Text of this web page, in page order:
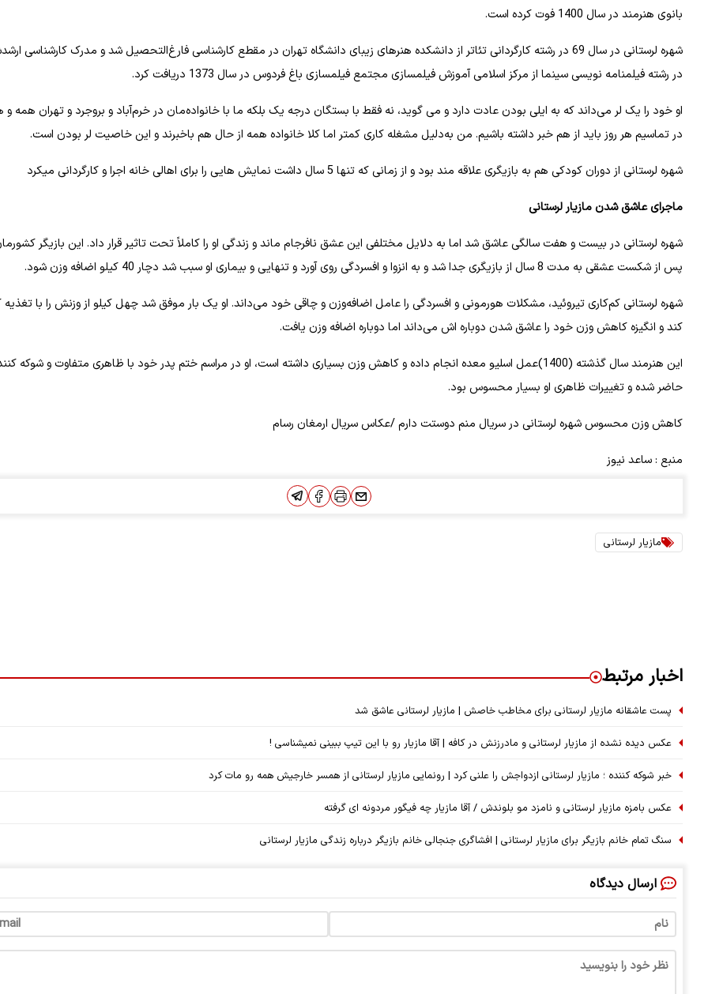
بانوی هنرمند در سال 1400 فوت کرده است.
شهره لرستانی در سال 69 در رشته کارگردانی تئاتر از دانشکده هنرهای زیبای دانشگاه تهران در مقطع کارشناسی فارغ‌التحصیل شد و مدرک کارشناسی
در رشته فیلمنامه نویسی سینما از مرکز اسلامی آموزش فیلمسازی مجتمع فیلمسازی باغ فردوس در سال 1373 دریافت کرد.
او خود را یک لر می‌داند که به ایلی بودن عادت دارد و می گوید، نه فقط با بستگان درجه یک بلکه ما با خانواده‌مان در خرم‌آباد و بروجرد و تهران همه
در تماسیم هر روز باید از هم خبر داشته باشیم. من به‌دلیل مشغله کاری کمتر اما کلا خانواده همه از حال هم باخبرند و این خاصیت لر بودن است.
شهره لرستانی از دوران کودکی هم به بازیگری علاقه مند بود و از زمانی که تنها 5 سال داشت نمایش هایی را برای اهالی خانه اجرا و کارگردانی میکرد
ماجرای عاشق شدن مازیار لرستانی
شهره لرستانی در بیست و هفت سالگی عاشق شد اما به دلایل مختلفی این عشق نافرجام ماند و زندگی او را کاملاً تحت تاثیر قرار داد. این بازیگر
پس از شکست عشقی به مدت 8 سال از بازیگری جدا شد و به انزوا و افسردگی روی آورد و تنهایی و بیماری او سبب شد دچار 40 کیلو اضافه وزن شود.
شهره لرستانی کم‌کاری تیروئید، مشکلات هورمونی و افسردگی را عامل اضافه‌وزن و چاقی‌ خود می‌داند. او یک بار موفق شد چهل کیلو از وزنش را با تغذیه
کند و انگیزه کاهش وزن خود را عاشق شدن دوباره اش می‌داند اما دوباره اضافه وزن یافت.
این هنرمند سال گذشته (1400)عمل اسلیو معده انجام داده و کاهش وزن بسیاری داشته است، او در مراسم ختم پدر خود با ظاهری متفاوت و شوکه
حاضر شده و تغییرات ظاهری او بسیار محسوس بود.
کاهش وزن محسوس شهره لرستانی در سریال منم دوستت دارم /عکاس سریال ارمغان رسام
منبع : ساعد نیوز
مازیار لرستانی
اخبار مرتبط
پست عاشقانه مازیار لرستانی برای مخاطب خاصش | مازیار لرستانی عاشق شد
عکس دیده نشده از مازیار لرستانی و مادرزنش در کافه | آقا مازیار رو با این تیپ ببینی نمیشناسی !
خبر شوکه کننده ؛ مازیار لرستانی ازدواجش را علنی کرد | رونمایی مازیار لرستانی از همسر خارجیش همه رو مات کرد
عکس بامزه مازیار لرستانی و نامزد مو بلوندش / آقا مازیار چه فیگور مردونه ای گرفته
سنگ تمام خانم بازیگر برای مازیار لرستانی | افشاگری جنجالی خانم بازیگر درباره زندگی مازیار لرستانی
ارسال دیدگاه